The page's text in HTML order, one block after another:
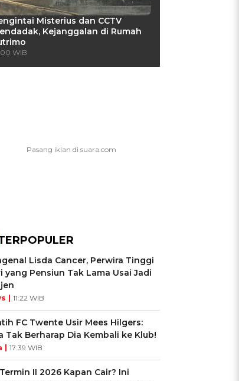
Misterius dan CCTV
Kejanggalan di Rumah
WIB
Lisda Cancer, Perwira Tinggi
yang Pensiun Tak Lama Usai Jadi
| 11:22 WIB
FC Twente Usir Mees Hilgers:
Tak Berharap Dia Kembali ke Klub!
| 17:39 WIB
II 2026 Kapan Cair? Ini